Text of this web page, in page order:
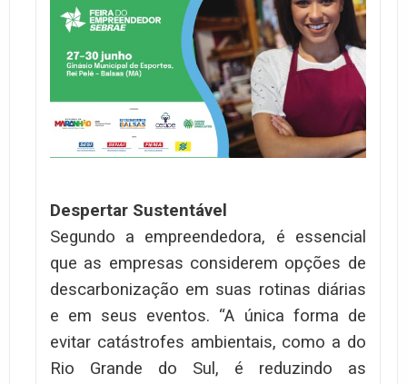
Despertar Sustentável
Segundo a empreendedora, é essencial
que as empresas considerem opções de
descarbonização em suas rotinas diárias
e em seus eventos. “A única forma de
evitar catástrofes ambientais, como a do
Rio Grande do Sul, é reduzindo as